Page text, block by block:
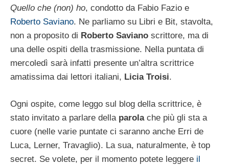
Quello che (non) ho, condotto da Fabio Fazio e
Roberto Saviano. Ne parliamo su Libri e Bit, stavolta,
non a proposito di Roberto Saviano scrittore, ma di
una delle ospiti della trasmissione. Nella puntata di
mercoledì sarà infatti presente un’altra scrittrice
amatissima dai lettori italiani, Licia Troisi.
Ogni ospite, come leggo sul blog della scrittrice, è
stato invitato a parlare della parolache più gli sta a
cuore (nelle varie puntate ci saranno anche Erri de
Luca, Lerner, Travaglio). La sua, naturalmente, è top
secret. Se volete, per il momento potete leggere il